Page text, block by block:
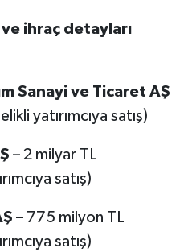
ihraç detayları
Sanayi ve Ticaret AŞ
yatırımcıya satış)
– 2 milyar TL
satış)
– 775 milyon TL
satış)